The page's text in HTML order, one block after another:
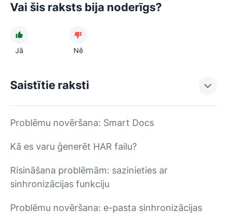
Vai šis raksts bija noderīgs?
Jā Nē
Saistītie raksti
Problēmu novēršana: Smart Docs
Kā es varu ģenerēt HAR failu?
Risināšana problēmām: sazinieties ar
sinhronizācijas funkciju
Problēmu novēršana: e-pasta sinhronizācijas